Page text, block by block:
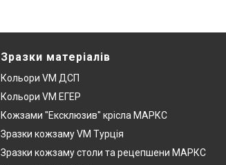
Зразки матеріалів
Кольори VM ДСП
Кольори VM ЕГЕР
Кожзами "Ексклюзив" крісла МАРКС
Зразки кожзаму VM Турція
Зразки кожзаму столи та рецепшени МАРКС